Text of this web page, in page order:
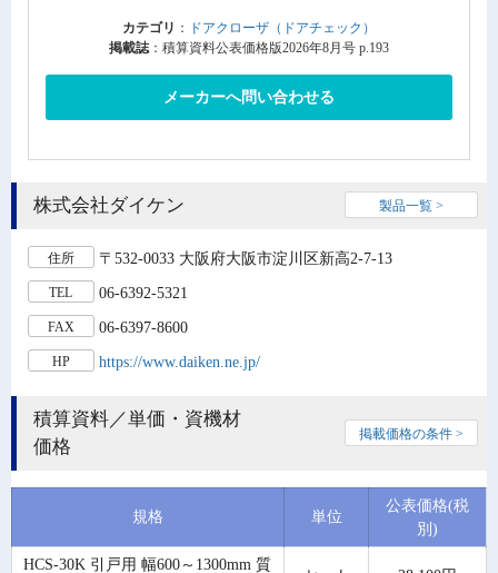
カテゴリ ：
ドアクローザ（ドアチェック）
掲載誌 ：積算資料公表価格版2026年8月号 p.193
メーカーへ問い合わせる
株式会社ダイケン 製品一覧 >
住所 〒532-0033 大阪府大阪市淀川区新高2-7-13
TEL 06-6392-5321
FAX 06-6397-8600
HP https://www.daiken.ne.jp/
積算資料／単価・資機材
価格
掲載価格の条件 >
規格 単位
公表価格(税
別)
HCS-30K 引戸用 幅600～1300mm 質